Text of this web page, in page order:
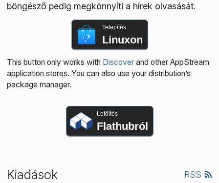
böngésző pedig megkönnyíti a hírek olvasását.
Telepítés
Linuxon
This button only works with Discoverand other AppStream
application stores. You can also use your distribution’s
package manager.
Letöltés
Flathubról
Kiadások RSS